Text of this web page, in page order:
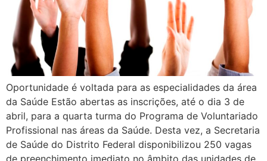
Oportunidade é voltada para as especialidades da área
da Saúde Estão abertas as inscrições, até o dia 3 de
abril, para a quarta turma do Programa de Voluntariado
Profissional nas áreas da Saúde. Desta vez, a Secretaria
de Saúde do Distrito Federal disponibilizou 250 vagas
de preenchimento imediato no âmbito das unidades de